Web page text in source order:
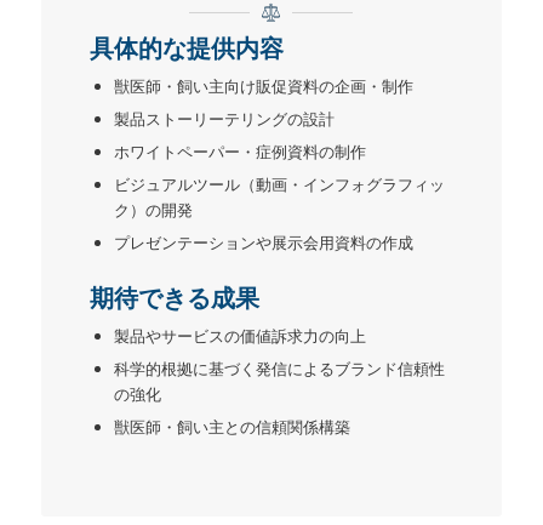
具体的な提供内容
獣医師・飼い主向け販促資料の企画・制作
製品ストーリーテリングの設計
ホワイトペーパー・症例資料の制作
ビジュアルツール（動画・インフォグラフィッ
ク）の開発
プレゼンテーションや展示会用資料の作成
期待できる成果
製品やサービスの価値訴求力の向上
科学的根拠に基づく発信によるブランド信頼性
の強化
獣医師・飼い主との信頼関係構築